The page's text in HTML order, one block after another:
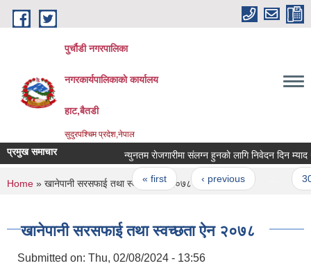
Skip to main content
पुर्चौडी नगरपालिका
नगरकार्यपालिकाकाे कार्यालय
हाट,बैतडी
सुदुरपश्चिम प्रदेश,नेपाल
प्रमुख समाचार न्युनतम राेजगारीमा संलग्न हुनकाे लागि निवेदन दिन म्याद
Pages
« first ‹ previous
You are here
Home » खानेपानी सरसफाई तथा स्वच्छता ऐन २०७८
खानेपानी सरसफाई तथा स्वच्छता ऐन २०७८
Submitted on: Thu, 02/08/2024 - 13:56